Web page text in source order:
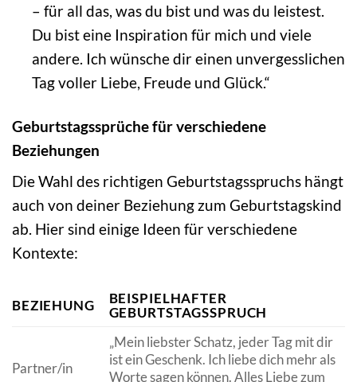
– für all das, was du bist und was du leistest.
Du bist eine Inspiration für mich und viele
andere. Ich wünsche dir einen unvergesslichen
Tag voller Liebe, Freude und Glück.“
Geburtstagssprüche für verschiedene
Beziehungen
Die Wahl des richtigen Geburtstagsspruchs hängt
auch von deiner Beziehung zum Geburtstagskind
ab. Hier sind einige Ideen für verschiedene
Kontexte:
BEZIEHUNG
BEISPIELHAFTER
GEBURTSTAGSSPRUCH
Partner/in
„Mein liebster Schatz, jeder Tag mit dir
ist ein Geschenk. Ich liebe dich mehr als
Worte sagen können. Alles Liebe zum